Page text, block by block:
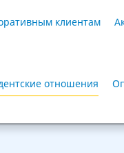
клиентам
отношения